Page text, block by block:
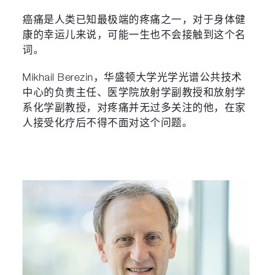
癌痛是人类已知最极端的疼痛之一，对于身体健
康的幸运儿来说，可能一生也不会接触到这个名
词。
Mikhail Berezin，华盛顿大学光学光谱公共技术
中心的负责主任、医学院放射学副教授和放射学
系化学副教授，对疼痛并无过多关注的他，在家
人接受化疗后不得不面对这个问题。